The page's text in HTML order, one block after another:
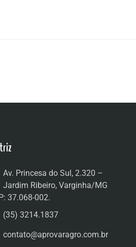
Av. Princesa do Sul, 2.320 –
Jardim Ribeiro, Varginha/MG
37.068-002.
(35) 3214.1837
contato@aprovaragro.com.br